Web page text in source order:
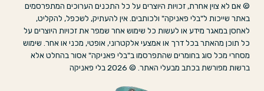
© אם לא צוין אחרת, זכויות היוצרים על כל התכנים הערוכים המתפרסמים
באתר שייכות ל"בלי פאניקה" ולכותבים. אין להעתיק, לשכפל, להקליט,
לאחסן במאגר מידע או לעשות כל שימוש אחר שמפר את זכויות היוצרים על
כל תוכן מהאתר בכל דרך או אמצעי אלקטרוני, אופטי, מכני או אחר. שימוש
מסחרי מכל סוג בחומרים שהתפרסמו ב"בלי פאניקה" אסור בהחלט אלא
ברשות מפורשת בכתב מבעלי האתר. © 2026 בלי פאניקה